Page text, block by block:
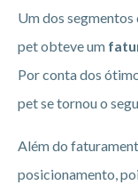
Um dos segmentos
pet obteve um
Por conta dos
pet se tornou o
Além do
posicionamento,